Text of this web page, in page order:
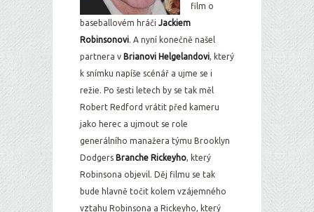
film o
baseballovém hráči Jackiem
Robinsonovi. A nyní konečně našel
partnera v Brianovi Helgelandovi, který
k snímku napíše scénář a ujme se i
režie. Po šesti letech by se tak měl
Robert Redford vrátit před kameru
jako herec a ujmout se role
generálního manažera týmu Brooklyn
Dodgers Branche Rickeyho, který
Robinsona objevil. Děj filmu se tak
bude hlavně točit kolem vzájemného
vztahu Robinsona a Rickeyho, který